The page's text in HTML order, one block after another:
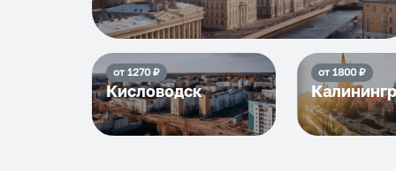
от 1270₽
Кисловодск
от 1800₽